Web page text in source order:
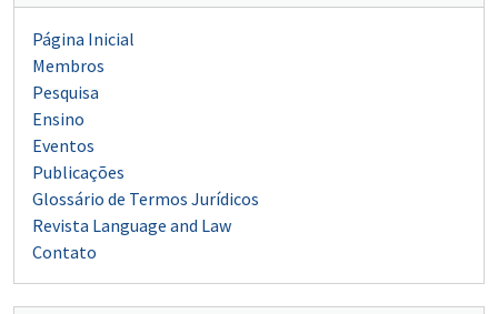
Página Inicial
Membros
Pesquisa
Ensino
Eventos
Publicações
Glossário de Termos Jurídicos
Revista Language and Law
Contato